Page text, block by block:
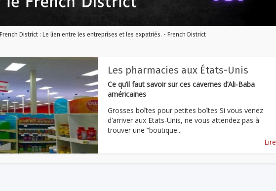
French District : Le lien entre les entreprises et les expatriés. - French District
Les pharmacies aux États-Unis
Ce qu’il faut savoir sur ces cavernes d’Ali-Baba
américaines
Grosses boîtes pour petites boîtes Si vous venez
d’arriver aux Etats-Unis, ne vous attendez pas à
trouver une “boutique...
Lire